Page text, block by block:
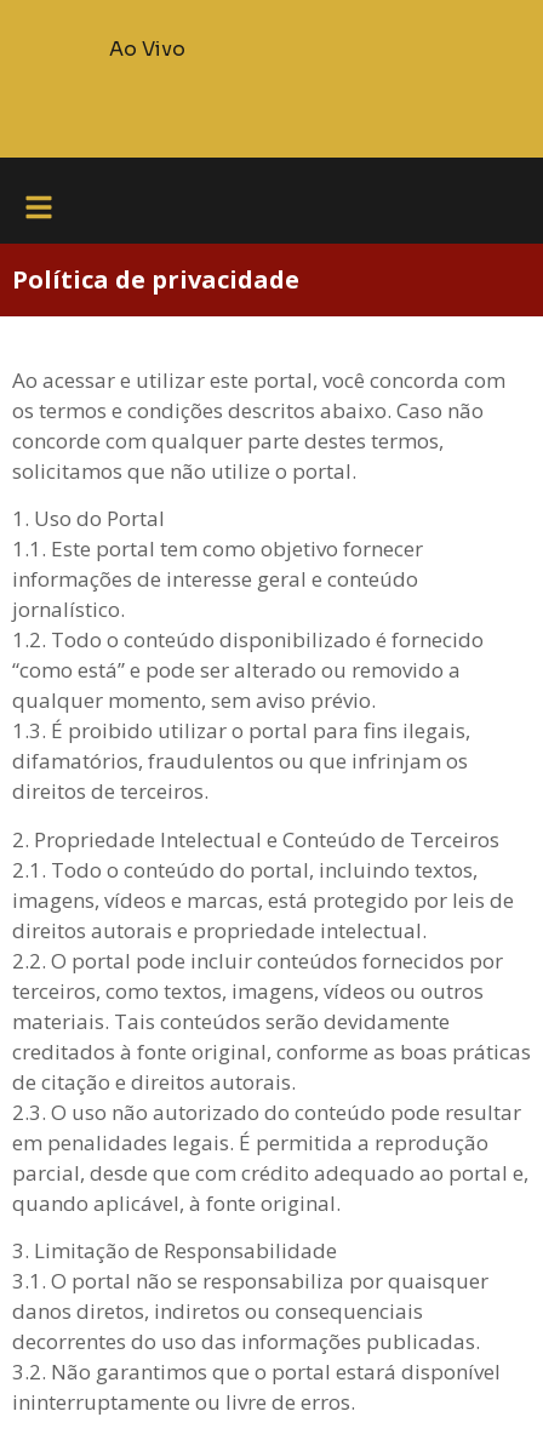
Ao Vivo
Política de privacidade
Ao acessar e utilizar este portal, você concorda com
os termos e condições descritos abaixo. Caso não
concorde com qualquer parte destes termos,
solicitamos que não utilize o portal.
1. Uso do Portal
1.1. Este portal tem como objetivo fornecer
informações de interesse geral e conteúdo
jornalístico.
1.2. Todo o conteúdo disponibilizado é fornecido
“como está” e pode ser alterado ou removido a
qualquer momento, sem aviso prévio.
1.3. É proibido utilizar o portal para fins ilegais,
difamatórios, fraudulentos ou que infrinjam os
direitos de terceiros.
2. Propriedade Intelectual e Conteúdo de Terceiros
2.1. Todo o conteúdo do portal, incluindo textos,
imagens, vídeos e marcas, está protegido por leis de
direitos autorais e propriedade intelectual.
2.2. O portal pode incluir conteúdos fornecidos por
terceiros, como textos, imagens, vídeos ou outros
materiais. Tais conteúdos serão devidamente
creditados à fonte original, conforme as boas práticas
de citação e direitos autorais.
2.3. O uso não autorizado do conteúdo pode resultar
em penalidades legais. É permitida a reprodução
parcial, desde que com crédito adequado ao portal e,
quando aplicável, à fonte original.
3. Limitação de Responsabilidade
3.1. O portal não se responsabiliza por quaisquer
danos diretos, indiretos ou consequenciais
decorrentes do uso das informações publicadas.
3.2. Não garantimos que o portal estará disponível
ininterruptamente ou livre de erros.